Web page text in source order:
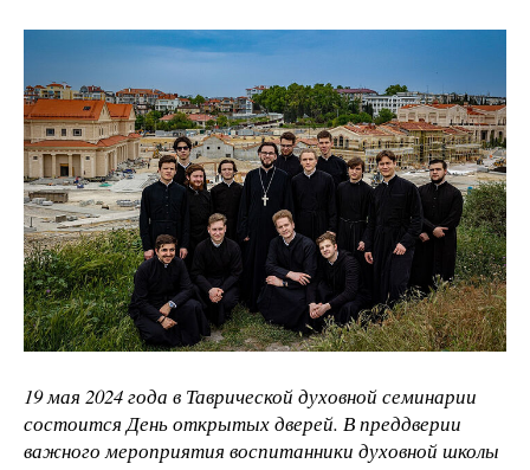
19 мая 2024 года в Таврической духовной семинарии
состоится День открытых дверей. В преддверии
важного мероприятия воспитанники духовной школы